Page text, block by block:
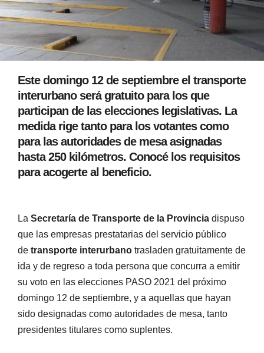
Este domingo 12 de septiembre el transporte
interurbano será gratuito para los que
participan de las elecciones legislativas. La
medida rige tanto para los votantes como
para las autoridades de mesa asignadas
hasta 250 kilómetros. Conocé los requisitos
para acogerte al beneficio.
La Secretaría de Transporte de la Provincia dispuso
que las empresas prestatarias del servicio público
de transporte interurbano trasladen gratuitamente de
ida y de regreso a toda persona que concurra a emitir
su voto en las elecciones PASO 2021 del próximo
domingo 12 de septiembre, y a aquellas que hayan
sido designadas como autoridades de mesa, tanto
presidentes titulares como suplentes.